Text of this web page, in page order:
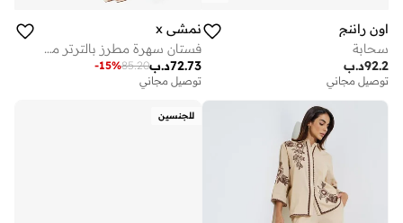
اون راننج
سحابة
د.ب92.2
توصيل مجاني
نمشي x
فستان سهرة مطرز بالترتر مع كاب
د.ب72.73
85.20
-15%
توصيل مجاني
للجنسين